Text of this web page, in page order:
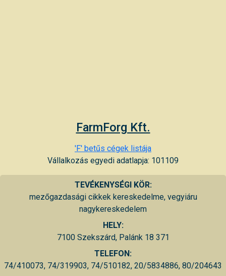
FarmForg Kft.
'F' betűs cégek listája
Vállalkozás egyedi adatlapja: 101109
TEVÉKENYSÉGI KÖR:
mezőgazdasági cikkek kereskedelme, vegyiáru
nagykereskedelem
HELY:
7100 Szekszárd, Palánk 18 371
TELEFON:
74/410073, 74/319903, 74/510182, 20/5834886, 80/204643